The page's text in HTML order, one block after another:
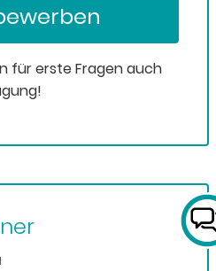
für erste Fragen auch